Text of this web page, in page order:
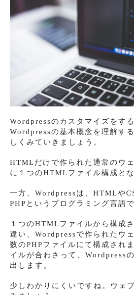
Wordpressのカスタマイズをす
Wordpressの基本概念を理解す
しくみていきましょう。
HTMLだけで作られた通常のウ
に１つのHTMLファイル構成と
一方、Wordpressは、HTMLや
PHPというプログラミング言語
１つのHTMLファイルから構成
違い、Wordpressで作られたウ
数のPHPファイルにて構成され
イルが合わさって、Wordpress
出します。
少しわかりにくいですね。ウェ